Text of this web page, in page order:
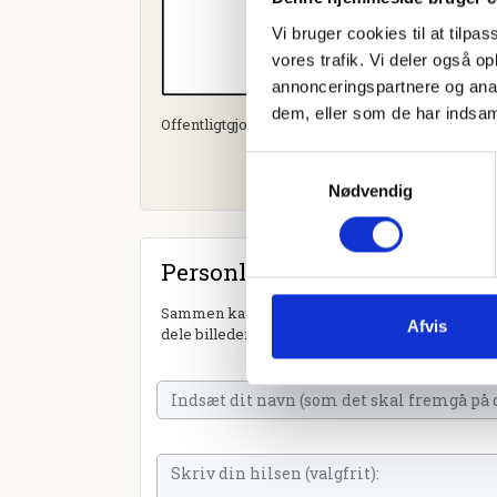
Vi bruger cookies til at
vores trafik. Vi deler også
annonceringspartnere og
dem, eller som de har
Nødvendig
Afvis
Offentligtgjort i Fyens Stiftstidende d. 29. juni
Personlig hilsen
Sammen kan vi mindes Hans Peter
dele billeder og video eller blot sende et hjerte